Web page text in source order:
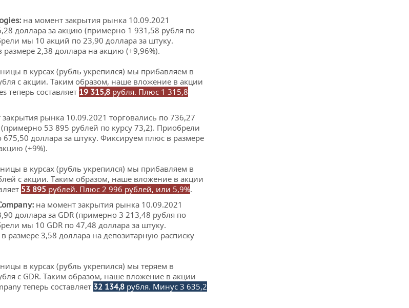
: на момент закрытия рынка 10.09.2021
доллара за акцию (примерно 1 931,58 рубля по
мы 10 акций по 23,90 доллара за штуку.
2,38 доллара на акцию (+9,96%).
в курсах (рубль укрепился) мы прибавляем в
с акции. Таким образом, наше вложение в акции
теперь составляет 19 315,8 рубля. Плюс 1 315,8
рынка 10.09.2021 торговались по 736,27
53 895 рублей по курсу 73,2). Приобрели
доллара за штуку. Фиксируем плюс в размере
(+9%).
в курсах (рубль укрепился) мы прибавляем в
с акции. Таким образом, наше вложение в акции
53 895 рублей. Плюс 2 996 рублей, или 5,9%.
: на момент закрытия рынка 10.09.2021
доллара за GDR (примерно 3 213,48 рубля по
мы 10 GDR по 47,48 доллара за штуку.
размере 3,58 доллара на депозитарную расписку
в курсах (рубль укрепился) мы теряем в
с GDR. Таким образом, наше вложение в акции
теперь составляет 32 134,8 рубля. Минус 3 635,2